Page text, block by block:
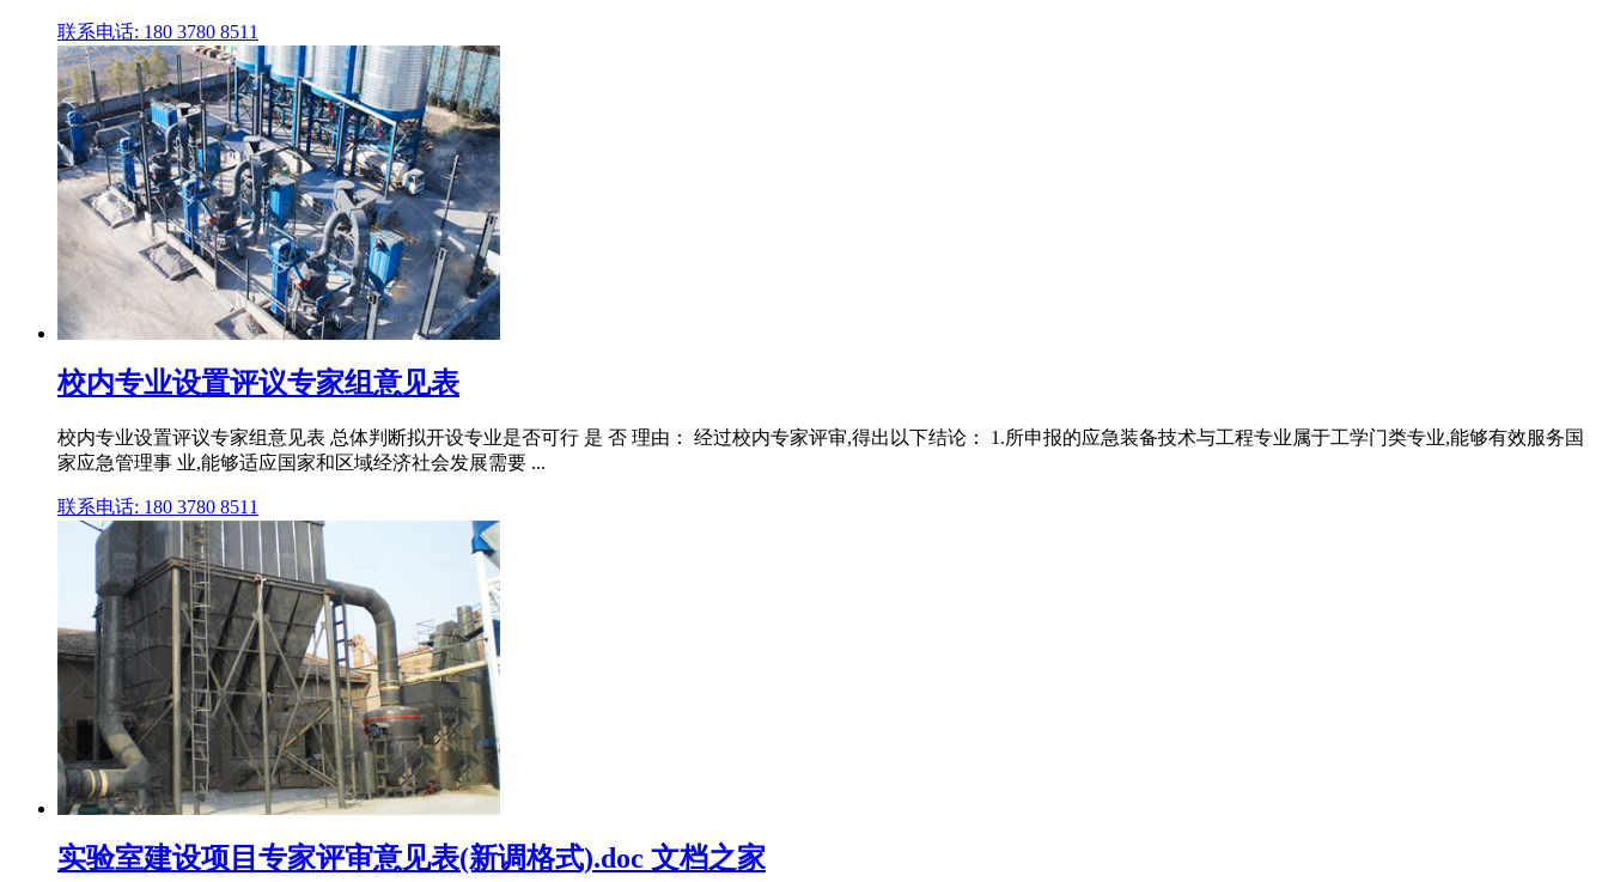
联系电话: 180 3780 8511
校内专业设置评议专家组意见表
校内专业设置评议专家组意见表 总体判断拟开设专业是否可行 是 否 理由： 经过校内专家评审,得出以下结论： 1.所申报的应急装备技术与工程专业属于工学门类专业,能够有效服务国
家应急管理事 业,能够适应国家和区域经济社会发展需要 ...
联系电话: 180 3780 8511
实验室建设项目专家评审意见表(新调格式).doc 文档之家